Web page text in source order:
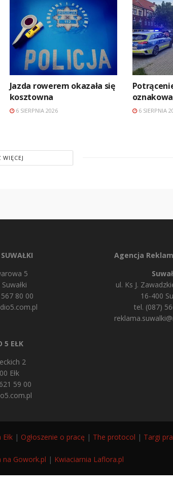
Jazda rowerem okazała się
kosztowna
6 SIERPNIA 2026 6 SIERPNIA
5
80 00
5 EŁK
2
Ełk
59 00
Agencja
ul. Ks J.
16-400
tel. (087)
| Ogłoszenie o pracę | The protocol | Targi
na Gowork.pl | Kwiaciarnia Laflora.pl